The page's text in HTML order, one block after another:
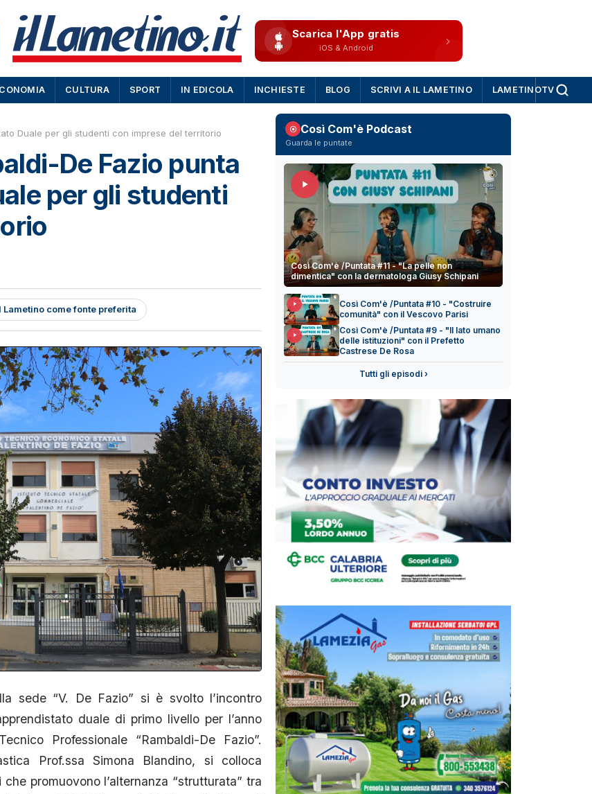
Scarica l'App gratis
iOS & Android
CULTURA SPORT IN EDICOLA INCHIESTE BLOG SCRIVI A IL LAMETINO LAMETINOTV
Duale per gli studenti con imprese del territorio
De Fazio punta
per gli studenti
Lametino come fonte preferita
sede “V. De Fazio” si è svolto l’incontro
duale di primo livello per l’anno
Professionale “Rambaldi-De Fazio”.
Prof.ssa Simona Blandino, si colloca
promuovono l’alternanza “strutturata” tra
Così Com'è Podcast
Guarda le puntate
Così Com'è /Puntata #11 - "La pelle non
dimentica" con la dermatologa Giusy Schipani
Così Com'è /Puntata #10 - "Costruire
comunità" con il Vescovo Parisi
Così Com'è /Puntata #9 - "Il lato umano
delle istituzioni" con il Prefetto
Castrese De Rosa
Tutti gli episodi ›